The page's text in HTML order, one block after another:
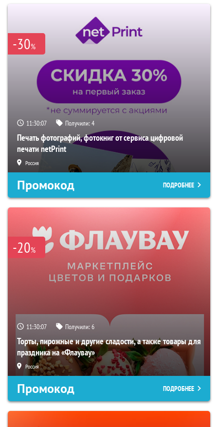
-30%
11:30:06 Получили:4
Печать фотографий, фотокниг от сервиса цифровой
печати netPrint
Россия
Промокод ПОДРОБНЕЕ
-20%
11:30:06 Получили:6
Торты, пирожные и другие сладости, а также товары для
праздника на «Флаувау»
Россия
Промокод ПОДРОБНЕЕ